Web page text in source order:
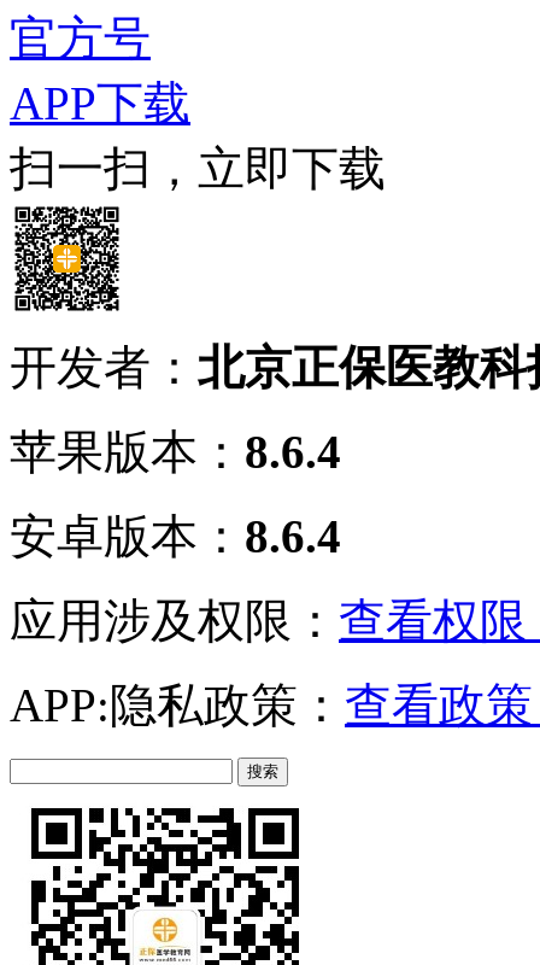
官方号
APP下载
扫一扫，立即下载
开发者： 北京正保医教
苹果版本： 8.6.4
安卓版本： 8.6.4
应用涉及权限： 查看权限
APP:隐私政策： 查看政